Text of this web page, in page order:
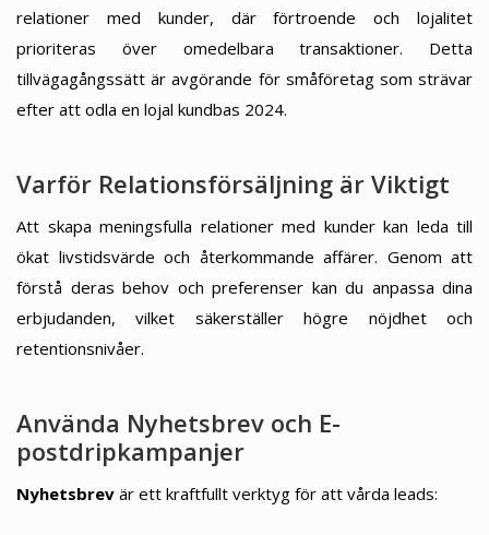
relationer med kunder, där förtroende och lojalitet
prioriteras över omedelbara transaktioner. Detta
tillvägagångssätt är avgörande för småföretag som strävar
efter att odla en lojal kundbas 2024.
Varför Relationsförsäljning är Viktigt
Att skapa meningsfulla relationer med kunder kan leda till
ökat livstidsvärde och återkommande affärer. Genom att
förstå deras behov och preferenser kan du anpassa dina
erbjudanden, vilket säkerställer högre nöjdhet och
retentionsnivåer.
Använda Nyhetsbrev och E-
postdripkampanjer
Nyhetsbrev är ett kraftfullt verktyg för att vårda leads: